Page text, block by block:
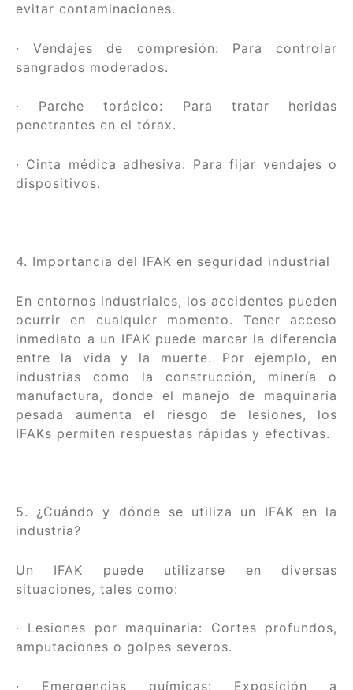
evitar contaminaciones.
· Vendajes de compresión: Para controlar
sangrados moderados.
· Parche torácico: Para tratar heridas
penetrantes en el tórax.
· Cinta médica adhesiva: Para fijar vendajes o
dispositivos.
4. Importancia del IFAK en seguridad industrial
En entornos industriales, los accidentes pueden
ocurrir en cualquier momento. Tener acceso
inmediato a un IFAK puede marcar la diferencia
entre la vida y la muerte. Por ejemplo, en
industrias como la construcción, minería o
manufactura, donde el manejo de maquinaria
pesada aumenta el riesgo de lesiones, los
IFAKs permiten respuestas rápidas y efectivas.
5. ¿Cuándo y dónde se utiliza un IFAK en la
industria?
Un IFAK puede utilizarse en diversas
situaciones, tales como:
· Lesiones por maquinaria: Cortes profundos,
amputaciones o golpes severos.
· Emergencias químicas: Exposición a